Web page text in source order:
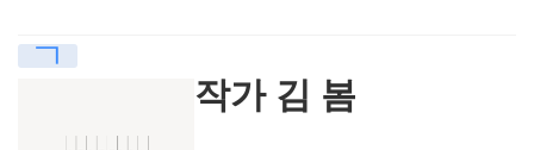
ㄱ
작가 김 봄